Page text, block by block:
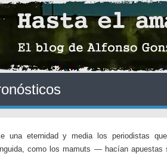
una eternidad y media los periodistas
como los mamuts — hacían apuestas